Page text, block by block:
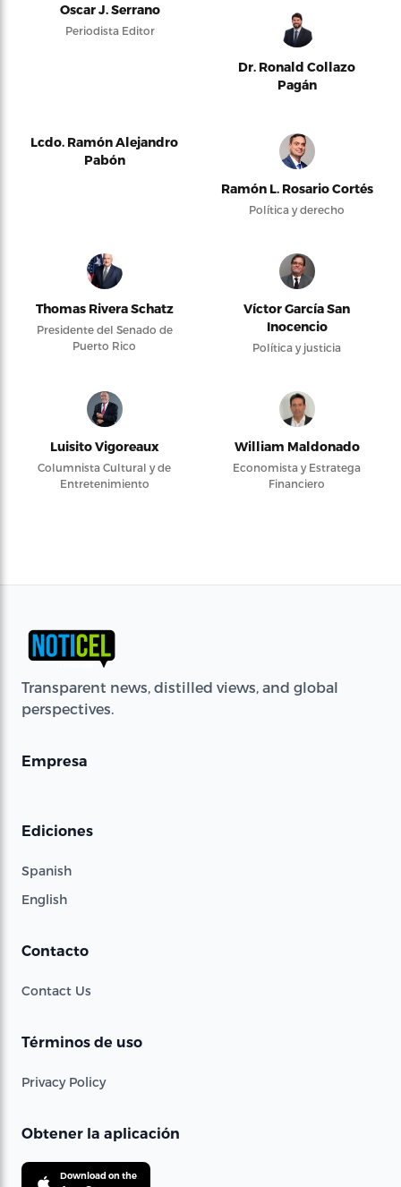
Oscar J. Serrano
Periodista Editor
Dr. Ronald Collazo
Pagán
Lcdo. Ramón Alejandro
Pabón
Ramón L. Rosario Cortés
Política y derecho
Thomas Rivera Schatz
Presidente del Senado de
Puerto Rico
Víctor García San
Inocencio
Política y justicia
Luisito Vigoreaux
Columnista Cultural y de
Entretenimiento
William Maldonado
Economista y Estratega
Financiero
Transparent news, distilled views, and global
perspectives.
Empresa
Ediciones
Spanish
English
Contacto
Contact Us
Términos de uso
Privacy Policy
Obtener la aplicación
Download on the